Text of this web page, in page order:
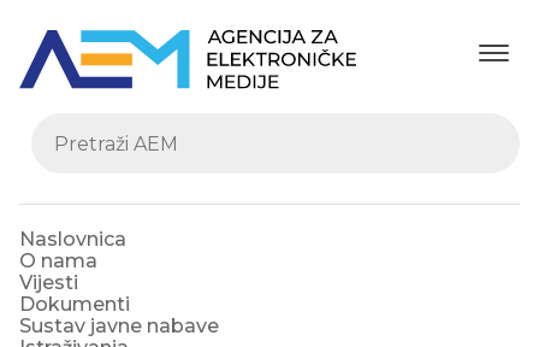
Naslovnica
O nama
Vijesti
Dokumenti
Sustav javne nabave